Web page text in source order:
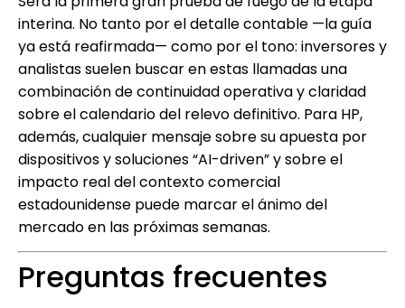
interina. No tanto por el detalle contable —la guía
ya está reafirmada— como por el tono: inversores y
analistas suelen buscar en estas llamadas una
combinación de continuidad operativa y claridad
sobre el calendario del relevo definitivo. Para HP,
además, cualquier mensaje sobre su apuesta por
dispositivos y soluciones “AI-driven” y sobre el
impacto real del contexto comercial
estadounidense puede marcar el ánimo del
mercado en las próximas semanas.
Preguntas frecuentes